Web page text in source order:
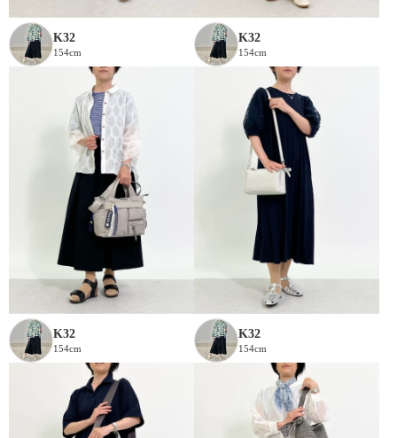
K32
154cm
K32
154cm
K32
154cm
K32
154cm